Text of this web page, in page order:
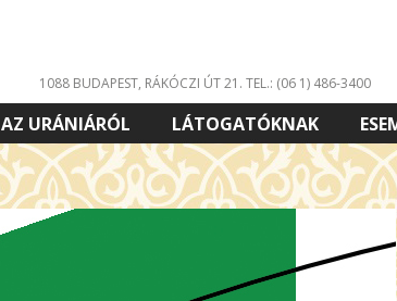
1088 BUDAPEST, RÁKÓCZI ÚT 21. TEL.: (06 1) 486-3400
AZ URÁNIÁRÓL LÁTOGATÓKNAK